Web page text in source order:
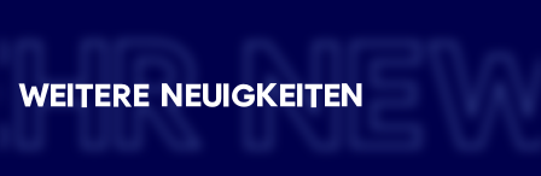
WEITERE NEUIGKEITEN